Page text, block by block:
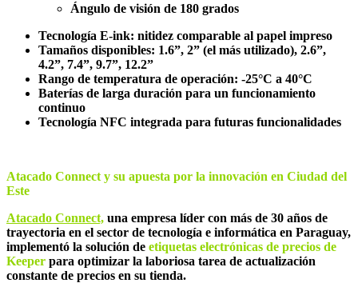
Ángulo de visión de 180 grados
Tecnología E-ink: nitidez comparable al papel impreso
Tamaños disponibles: 1.6”, 2” (el más utilizado), 2.6”,
4.2”, 7.4”, 9.7”, 12.2”
Rango de temperatura de operación: -25°C a 40°C
Baterías de larga duración para un funcionamiento
continuo
Tecnología NFC integrada para futuras funcionalidades
Atacado Connect y su apuesta por la innovación en Ciudad del
Este
Atacado Connect, una empresa líder con más de 30 años de
trayectoria en el sector de tecnología e informática en Paraguay,
implementó la solución de etiquetas electrónicas de precios de
Keeper para optimizar la laboriosa tarea de actualización
constante de precios en su tienda.